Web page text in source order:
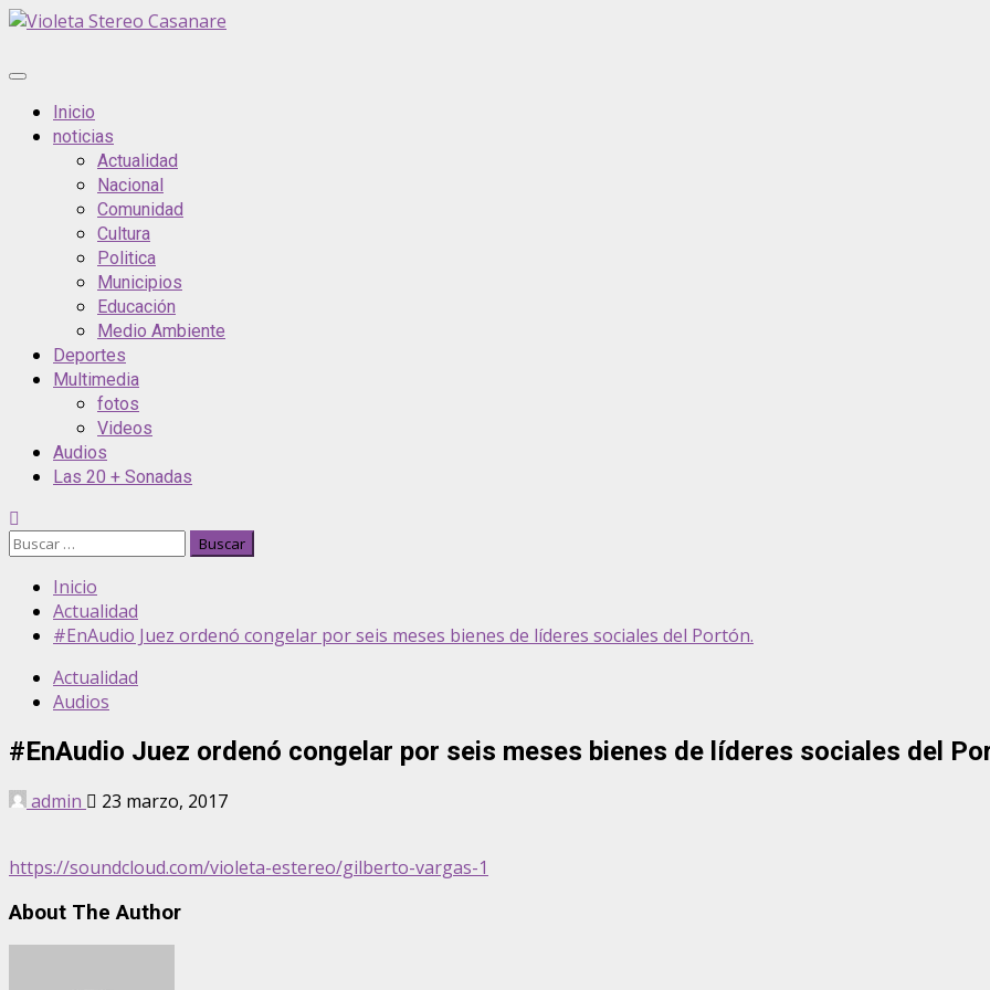
Saltar
contenido
Menú
principalInicio
noticias
Actualidad
Nacional
Comunidad
Cultura
Politica
Municipios
Educación
Medio Ambiente
Deportes
Multimedia
fotos
Videos
Audios
Las 20 + Sonadas
Buscar:
Inicio
Actualidad
#EnAudio Juez ordenó congelar por seis meses bienes de líderes sociales del Portón.
Actualidad
Audios
#EnAudio Juez ordenó congelar por seis meses bienes de líderes sociales del
admin 23 marzo, 2017
https://soundcloud.com/violeta-estereo/gilberto-vargas-1
About The Author